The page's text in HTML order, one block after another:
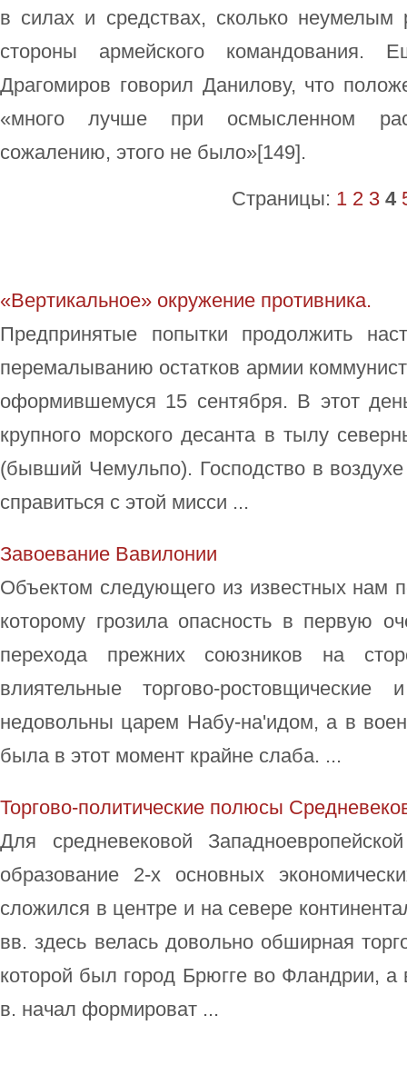
в силах и средствах, сколько неумелым
стороны армейского
Драгомиров говорил Данилову, что
«много лучше при осмысленном
сожалению, этого не было»[149].
Страницы: 1 2 3 4
«Вертикальное» окружение противника.
Предпринятые попытки продолжить
перемалыванию остатков армии
оформившемуся 15 сентября. В этот
крупного морского десанта в тылу
(бывший Чемульпо). Господство в
справиться с этой мисси ...
Завоевание Вавилонии
Объектом следующего из известных нам
которому грозила опасность в первую
перехода прежних союзников на
влиятельные торгово-
недовольны царем Набу-на'идом, а в
была в этот момент крайне слаба. ...
Торгово-политические полюсы
Для средневековой
образование 2-х основных
сложился в центре и на севере
вв. здесь велась довольно обширная
которой был город Брюгге во Фландрии,
в. начал формироват ...